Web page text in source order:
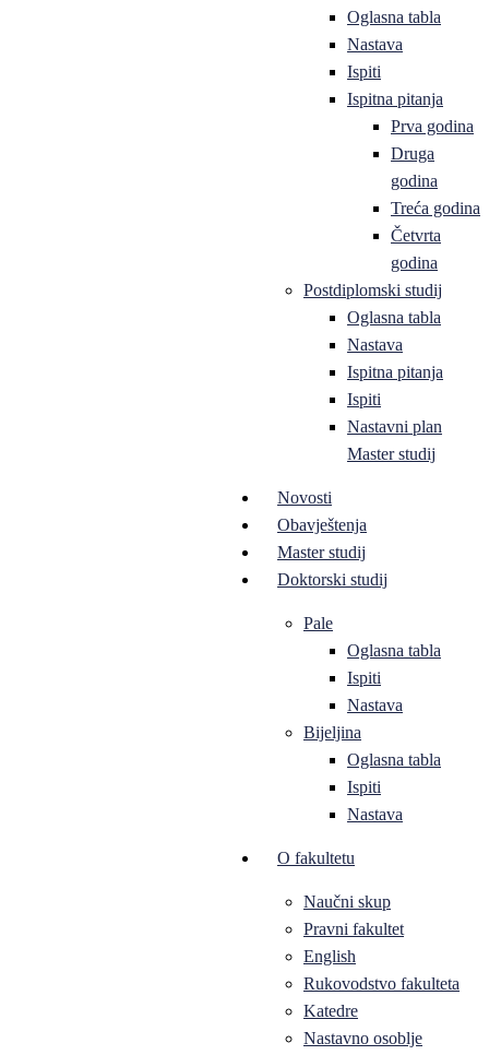
Oglasna tabla
Nastava
Ispiti
Ispitna pitanja
Prva godina
Druga
godina
Treća godina
Četvrta
godina
Postdiplomski studij
Oglasna tabla
Nastava
Ispitna pitanja
Ispiti
Nastavni plan
Master studij
Novosti
Obavještenja
Master studij
Doktorski studij
Pale
Oglasna tabla
Ispiti
Nastava
Bijeljina
Oglasna tabla
Ispiti
Nastava
O fakultetu
Naučni skup
Pravni fakultet
English
Rukovodstvo fakulteta
Katedre
Nastavno osoblje